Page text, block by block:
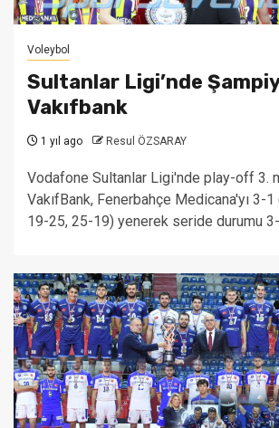
Voleybol
Sultanlar Ligi’nde
Vakıfbank
1 yıl ago Resul ÖZSARAY
Vodafone Sultanlar Ligi'nde play-off 3.
VakıfBank, Fenerbahçe Medicana'yı 3-
19-25, 25-19) yenerek seride durumu